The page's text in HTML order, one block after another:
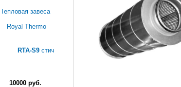
Тепловая завеса
Royal Thermo
RTA-S9 стич
10000 руб.